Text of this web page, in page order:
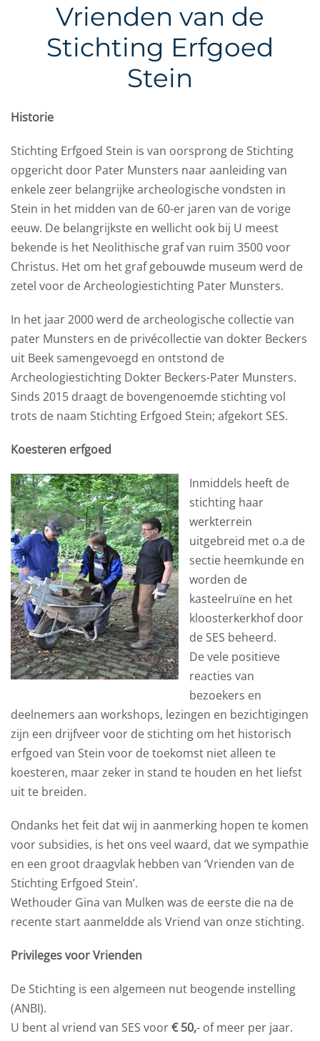
Vrienden van de
Stichting Erfgoed
Stein
Historie
Stichting Erfgoed Stein is van oorsprong de Stichting
opgericht door Pater Munsters naar aanleiding van
enkele zeer belangrijke archeologische vondsten in
Stein in het midden van de 60-er jaren van de vorige
eeuw. De belangrijkste en wellicht ook bij U meest
bekende is het Neolithische graf van ruim 3500 voor
Christus. Het om het graf gebouwde museum werd de
zetel voor de Archeologiestichting Pater Munsters.
In het jaar 2000 werd de archeologische collectie van
pater Munsters en de privécollectie van dokter Beckers
uit Beek samengevoegd en ontstond de
Archeologiestichting Dokter Beckers-Pater Munsters.
Sinds 2015 draagt de bovengenoemde stichting vol
trots de naam Stichting Erfgoed Stein; afgekort SES.
Koesteren erfgoed
Inmiddels heeft de
stichting haar
werkterrein
uitgebreid met o.a de
sectie heemkunde en
worden de
kasteelruïne en het
kloosterkerkhof door
de SES beheerd.
De vele positieve
reacties van
bezoekers en
deelnemers aan workshops, lezingen en bezichtigingen
zijn een drijfveer voor de stichting om het historisch
erfgoed van Stein voor de toekomst niet alleen te
koesteren, maar zeker in stand te houden en het liefst
uit te breiden.
Ondanks het feit dat wij in aanmerking hopen te komen
voor subsidies, is het ons veel waard, dat we sympathie
en een groot draagvlak hebben van ‘Vrienden van de
Stichting Erfgoed Stein’.
Wethouder Gina van Mulken was de eerste die na de
recente start aanmeldde als Vriend van onze stichting.
Privileges voor Vrienden
De Stichting is een algemeen nut beogende instelling
(ANBI).
U bent al vriend van SES voor€ 50,- of meer per jaar.